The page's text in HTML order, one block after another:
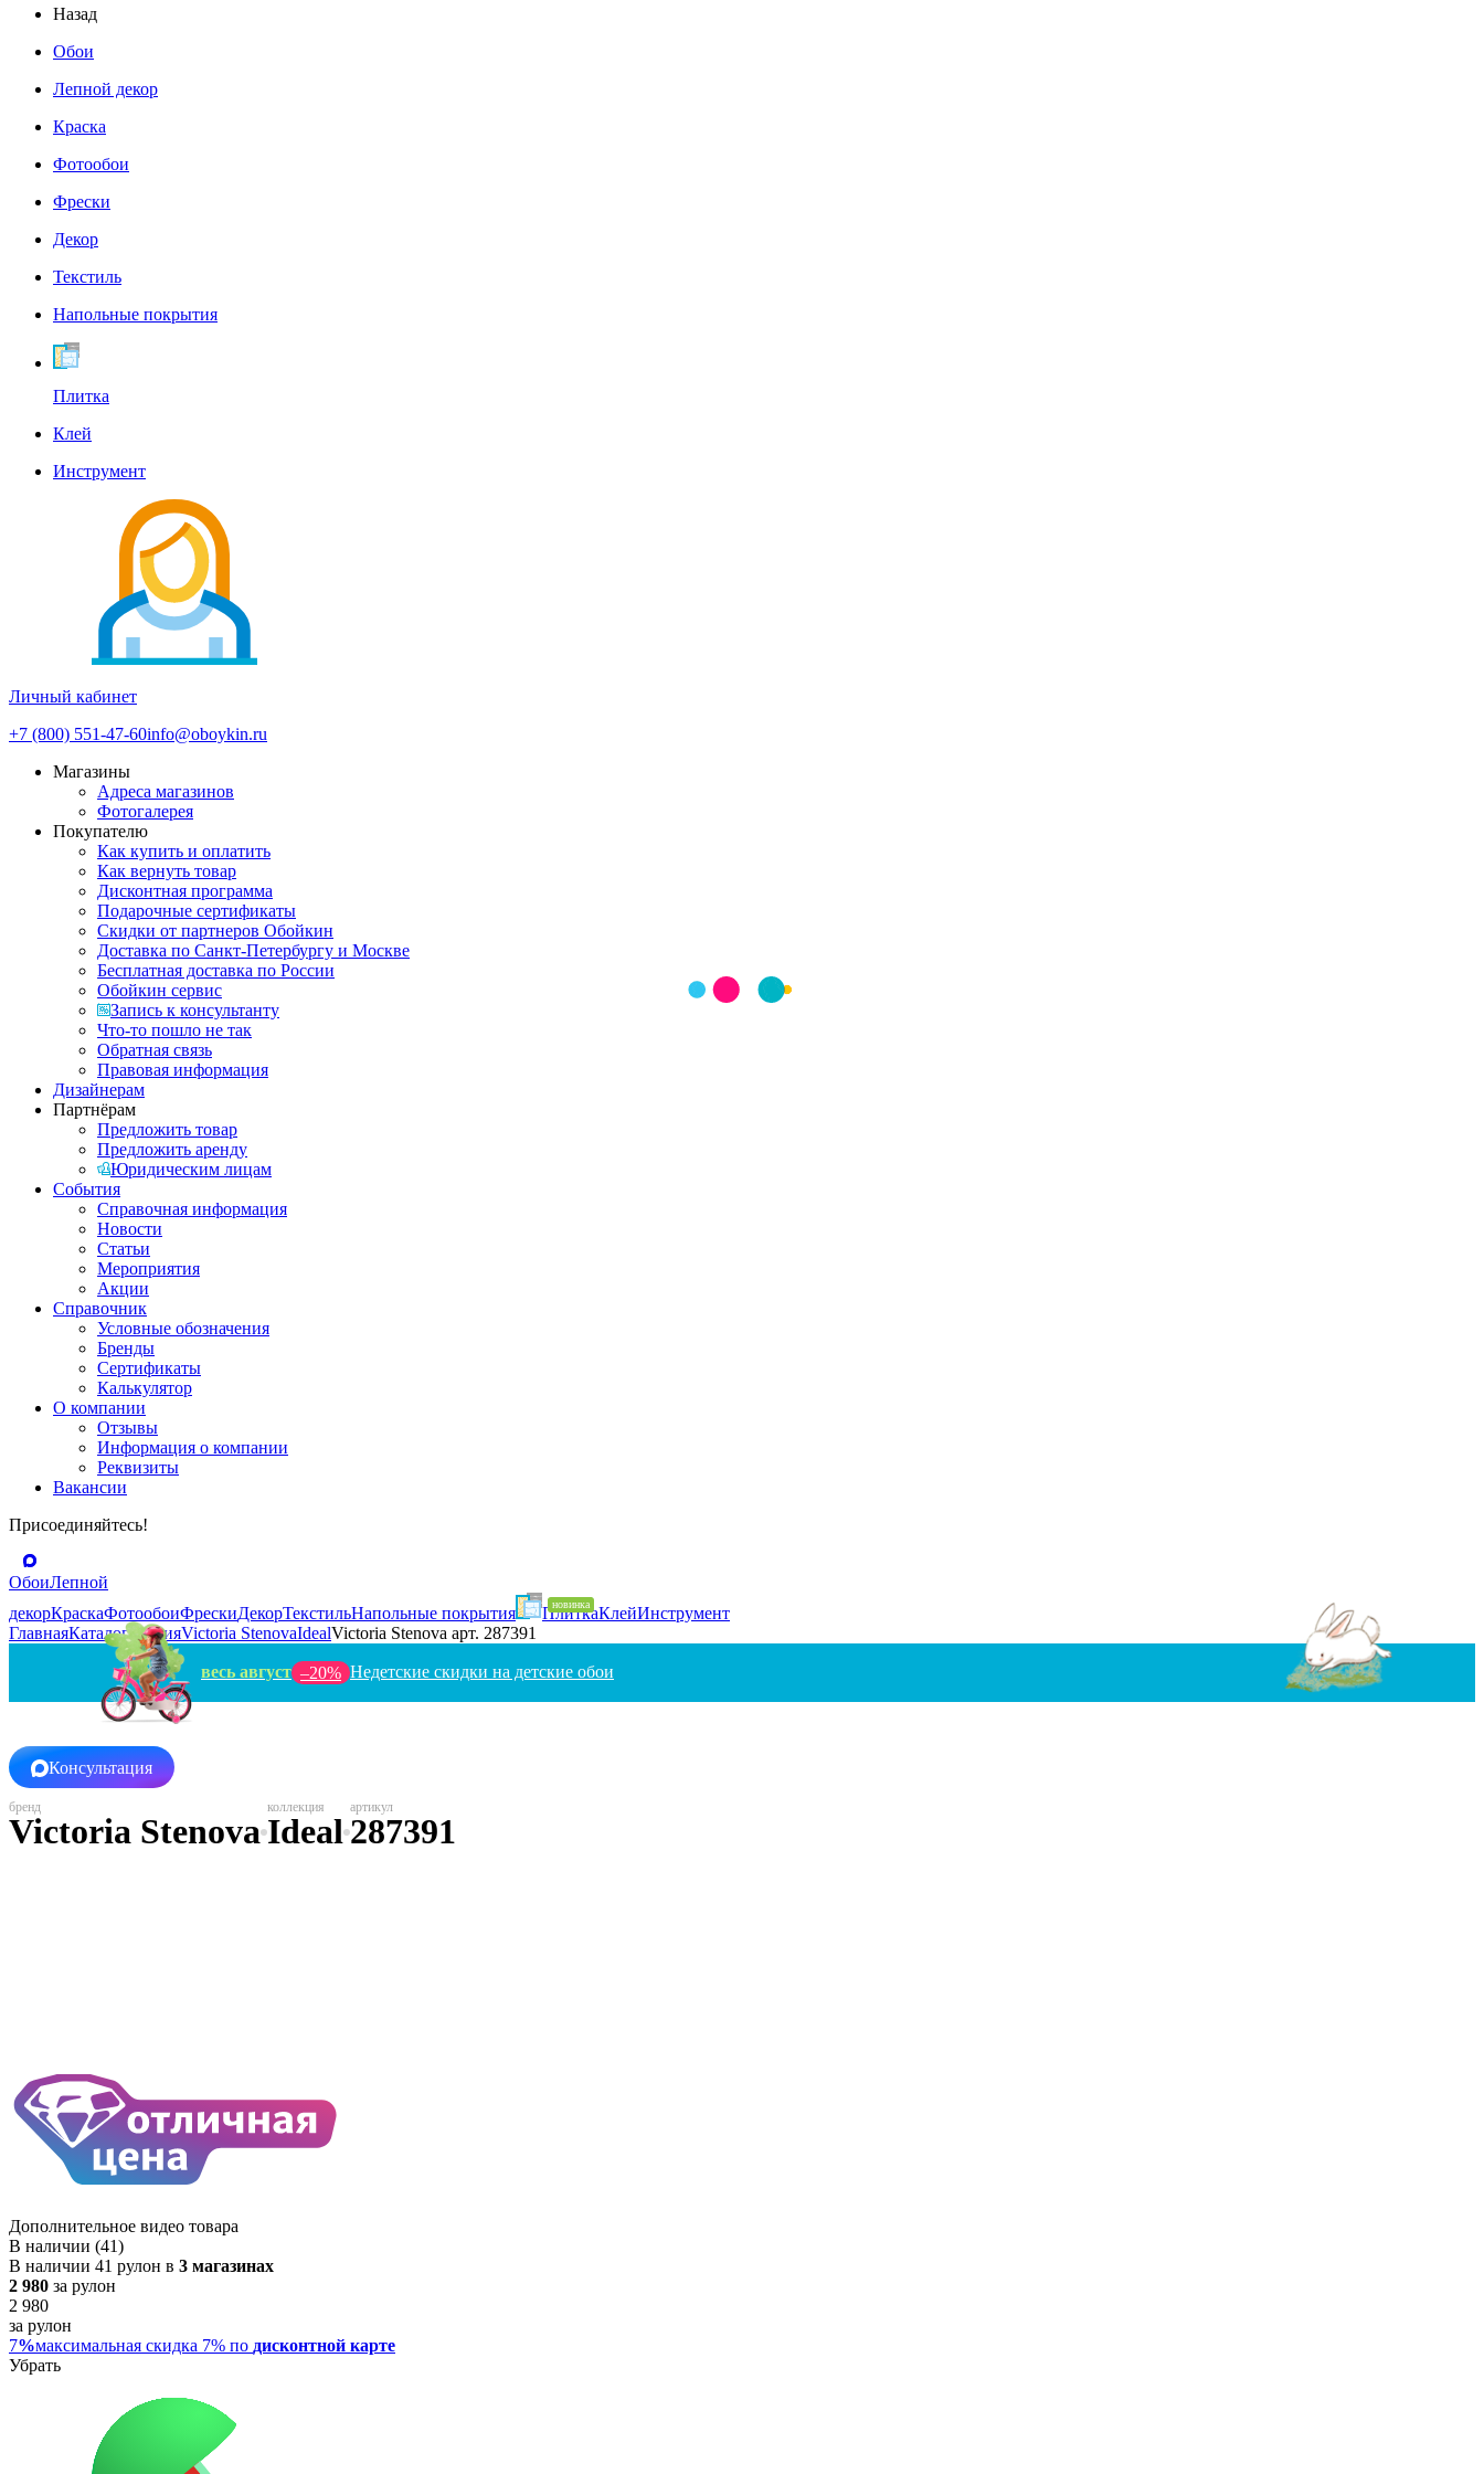
Назад
Обои
Лепной декор
Краска
Фотообои
Фрески
Декор
Текстиль
Напольные покрытия
Плитка
Клей
Инструмент
Личный кабинет
+7 (800) 551-47-60info@oboykin.ru
Магазины
Адреса магазинов
Фотогалерея
Покупателю
Как купить и оплатить
Как вернуть товар
Дисконтная программа
Подарочные сертификаты
Скидки от партнеров Обойкин
Доставка по Санкт-Петербургу и Москве
Бесплатная доставка по России
Обойкин сервис
Запись к консультанту
Что-то пошло не так
Обратная связь
Правовая информация
Дизайнерам
Партнёрам
Предложить товар
Предложить аренду
Юридическим лицам
События
Справочная информация
Новости
Статьи
Мероприятия
Акции
Справочник
Условные обозначения
Бренды
Сертификаты
Калькулятор
О компании
Отзывы
Информация о компании
Реквизиты
Вакансии
Присоединяйтесь!
ОбоиЛепной
декорКраскаФотообоиФрескиДекорТекстильНапольные покрытия ПлиткаКлейИнструмент
ГлавнаяКаталогРоссияVictoria StenovaIdealVictoria Stenova арт. 287391
весь август –20% Недетские скидки на детские обои
Консультация
Victoria StenovaIdeal287391
Дополнительное видео товара
В наличии (41)
В наличии 41 рулон в 3 магазинах
2 980 за рулон
2 980
за рулон
7%максимальная скидка 7% по дисконтной карте
Убрать